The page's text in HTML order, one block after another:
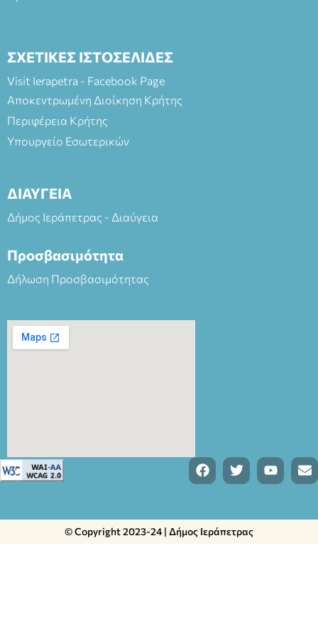
ΣΧΕΤΙΚΕΣ ΙΣΤΟΣΕΛΙΔΕΣ
Visit Ierapetra - Facebook Page
Αποκεντρωμένη Διοίκηση Κρήτης
Περιφέρεια Κρήτης
Υπουργείο Εσωτερικών
ΔΙΑΥΓΕΙΑ
Δήμος Ιεράπετρας - Διαύγεια
Προσβασιμότητα
Δήλωση Προσβασιμότητας
© Copyright 2023-24 | Δήμος Ιεράπετρας